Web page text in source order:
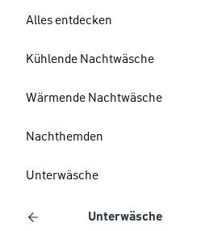
Alles entdecken
Kühlende Nachtwäsche
Wärmende Nachtwäsche
Nachthemden
Unterwäsche
Unterwäsche